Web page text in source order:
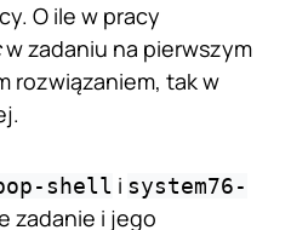
O ile w pracy
w zadaniu na pierwszym
rozwiązaniem, tak w
shell i system76-
zadanie i jego